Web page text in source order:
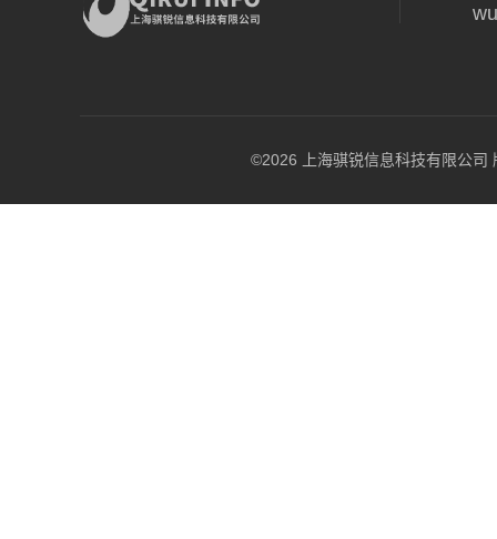
©2026 上海骐锐信息科技有限公司